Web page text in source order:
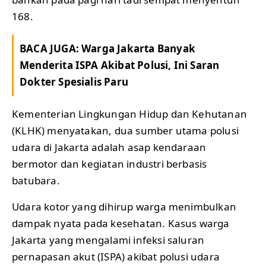
168.
BACA JUGA:Warga Jakarta Banyak
Menderita ISPA Akibat Polusi, Ini Saran
Dokter Spesialis Paru
Kementerian Lingkungan Hidup dan Kehutanan
(KLHK) menyatakan, dua sumber utama polusi
udara di Jakarta adalah asap kendaraan
bermotor dan kegiatan industri berbasis
batubara.
Udara kotor yang dihirup warga menimbulkan
dampak nyata pada kesehatan. Kasus warga
Jakarta yang mengalami infeksi saluran
pernapasan akut (ISPA) akibat polusi udara